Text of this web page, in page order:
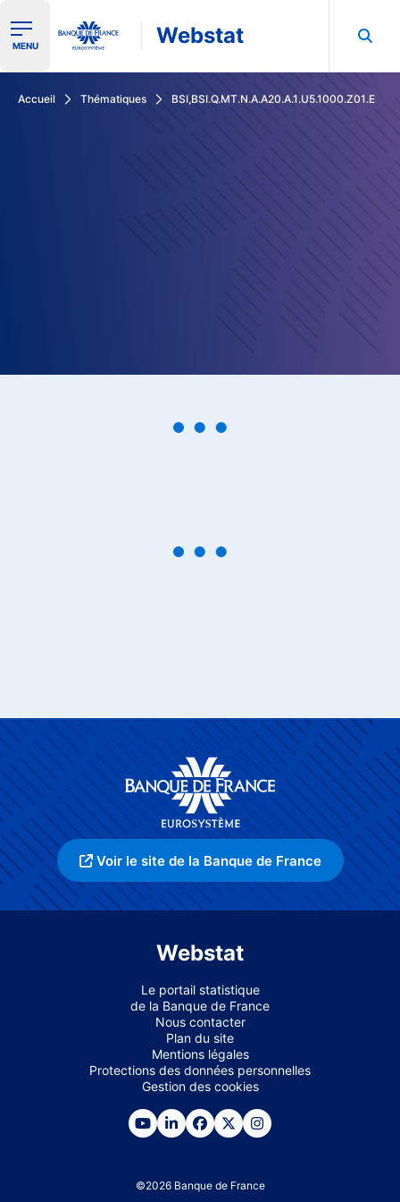
Ouvrir le menu de navigation
MENU Webstat
Accueil Thématiques BSI,BSI.Q.MT.N.A.A20.A.1.U5.1000.Z01.E
Voir le site de la Banque de France
Webstat
Le portail statistique
de la Banque de France
Nous contacter
Plan du site
Mentions légales
Protections des données personnelles
Gestion des cookies
©2026 Banque de France